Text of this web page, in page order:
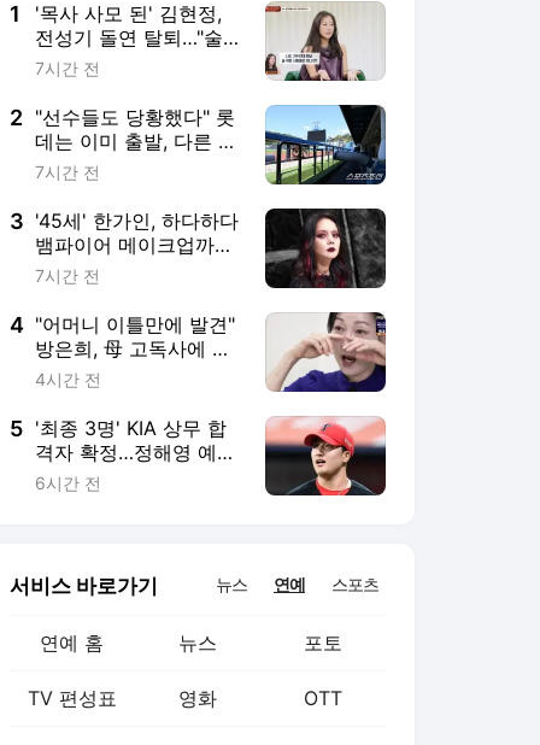
1
'목사 사모 된' 김현정,
전성기 돌연 탈퇴…"술
취한 사람들 상대하기
7시간 전
2 "선수들도 당황했다" 롯
데는 이미 출발, 다른 팀
들 숙박 취소…초유의
7시간 전
3 '45세' 한가인, 하다하다
뱀파이어 메이크업까
지..레드렌즈 끼고 '파격
7시간 전
4 "어머니 이틀만에 발견"
방은희, 母 고독사에 오
열 "너무 후회된다" ('특
4시간 전
5 '최종 3명' KIA 상무 합
격자 확정…정해영 예상
대로, 한재승·윤도현도
6시간 전
서비스 바로가기 뉴스 연예 스포츠
연예 홈 뉴스 포토
TV 편성표 영화 OTT